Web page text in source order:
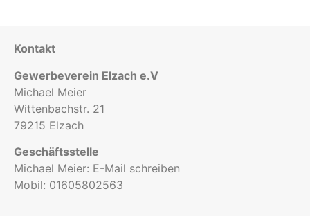
Kontakt
Gewerbeverein Elzach e.V
Michael Meier
Wittenbachstr. 21
79215 Elzach
Geschäftsstelle
Michael Meier: E-Mail schreiben
Mobil: 01605802563